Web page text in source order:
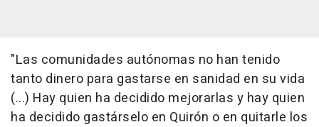
"Las comunidades autónomas no han tenido
tanto dinero para gastarse en sanidad en su vida
(...) Hay quien ha decidido mejorarlas y hay quien
ha decidido gastárselo en Quirón o en quitarle los